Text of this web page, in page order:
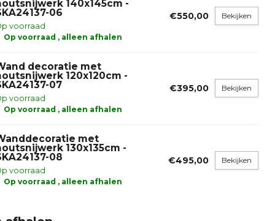
140x145cm -
06
voorraad
Op voorraad , alleen afhalen
€550,00 Bekijken
decoratie met
120x120cm -
07
voorraad
Op voorraad , alleen afhalen
€395,00 Bekijken
met
130x135cm -
08
voorraad
Op voorraad , alleen afhalen
€495,00 Bekijken